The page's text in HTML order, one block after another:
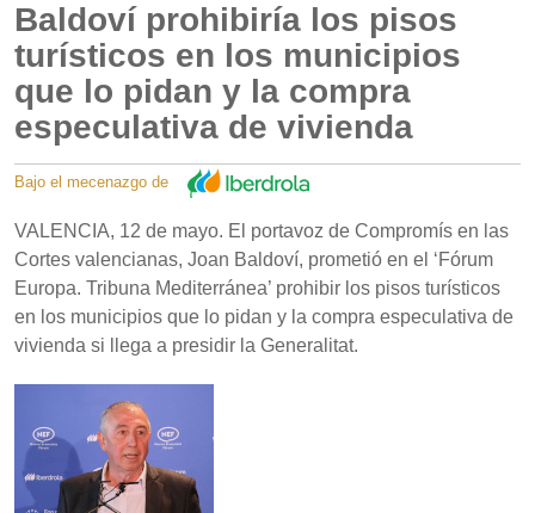
Baldoví prohibiría los pisos
turísticos en los municipios
que lo pidan y la compra
especulativa de vivienda
Bajo el mecenazgo de
VALENCIA, 12 de mayo. El portavoz de Compromís en las
Cortes valencianas, Joan Baldoví, prometió en el ‘Fórum
Europa. Tribuna Mediterránea’ prohibir los pisos turísticos
en los municipios que lo pidan y la compra especulativa de
vivienda si llega a presidir la Generalitat.